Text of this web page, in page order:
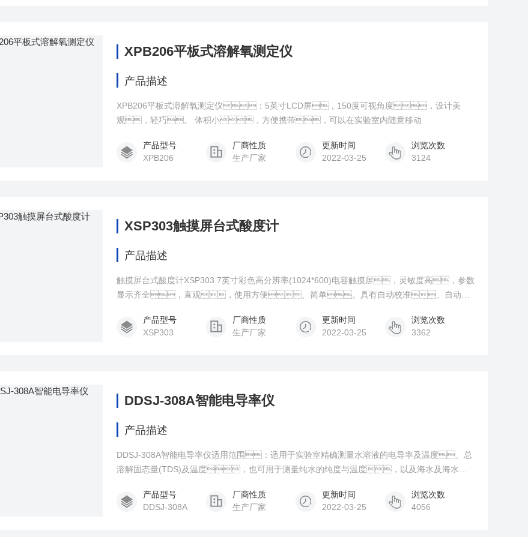
XPB206平板式溶解氧测定仪
产品描述
XPB206平板式溶解氧测定仪：5英寸LCD屏，150度可视角度，设计美
观，轻巧。 体积小，方便携带，可以在实验室内随意移动
产品型号
XPB206
厂商性质
生产厂家
更新时间
2022-03-25
浏览次数
3124
XSP303触摸屏台式酸度计
产品描述
触摸屏台式酸度计XSP303 7英寸彩色高分辨率(1024*600)电容触摸屏，灵敏度高，参数
显示齐全，直观，使用方便、简单。具有自动校准、自动温
诊断信息等智能化功能。
产品型号
XSP303
厂商性质
生产厂家
更新时间
2022-03-25
浏览次数
3362
DDSJ-308A智能电导率仪
产品描述
DDSJ-308A智能电导率仪适用范围：适用于实验室精确测量水溶液的电导率及温度、总
溶解固态量(TDS)及温度，也可用于测量纯水的纯度与温度，以及海水及海水淡
产品型号
DDSJ-308A
厂商性质
生产厂家
更新时间
2022-03-25
浏览次数
4056